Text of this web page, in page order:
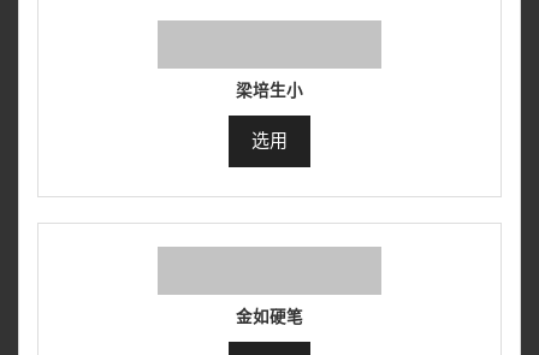
梁培生小
选用
金如硬笔